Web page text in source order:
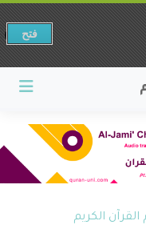
القرآن الكريم
فتح